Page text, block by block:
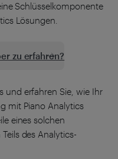
Schlüsselkomponente
Lösungen.
zu erfahren?
und erfahren Sie, wie Ihr
mit Piano Analytics
eines solchen
des Analytics-